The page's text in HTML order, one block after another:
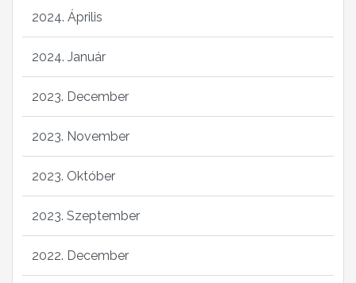
2024. Április
2024. Január
2023. December
2023. November
2023. Október
2023. Szeptember
2022. December